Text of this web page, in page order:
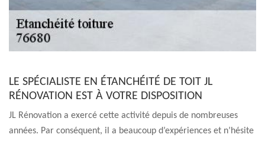
LE SPÉCIALISTE EN ÉTANCHÉITÉ DE TOIT JL
RÉNOVATION EST À VOTRE DISPOSITION
JL Rénovation a exercé cette activité depuis de nombreuses
années. Par conséquent, il a beaucoup d’expériences et n’hésite